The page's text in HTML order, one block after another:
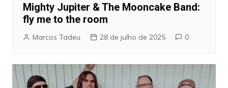
Mighty Jupiter & The Mooncake Band:
fly me to the room
Marcos Tadeu 28 de julho de 2025 0